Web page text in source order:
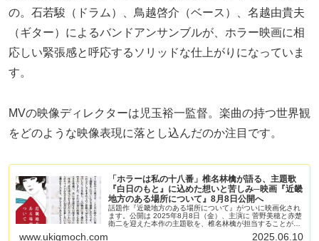
の。石若駿（ドラム）、鳥越啓介（ベース）、名越由貴夫
（ギター）によるバンドアンサンブルが、ホラー映画に相
応しい緊張感と呼応するソリッドな仕上がりになっていま
す。
MVの映像ディレクターは児玉裕一監督。楽曲の持つ世界観
をどのような映像表現に落とし込んだのか注目です。
「ホラーは私の十八番」椎名林檎が語る、主題歌
『白日のもと』に込めた想いと苦しみ─映画『近畿
地方のある場所について』8月8日公開へ
話題作『近畿地方のある場所について』がついに映画化され
ます。公開は 2025年8月8日（金）、主演に 菅野美穂と赤楚
衛二を迎えた本作の主題歌を、椎名林檎が担当することが明
www.ukigmoch.com 2025.06.10